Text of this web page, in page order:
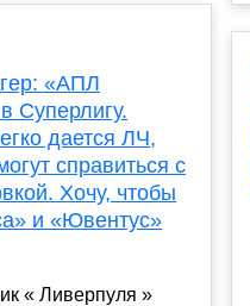
«АПЛ
Суперлигу.
дается ЛЧ,
справиться с
Хочу, чтобы
и «Ювентус»
« Ливерпуля »